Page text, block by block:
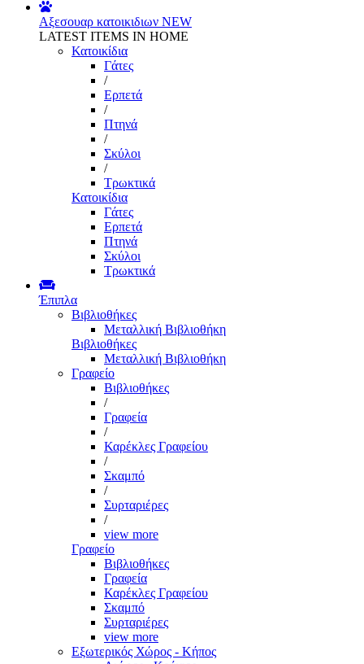
Αξεσουαρ κατοικιδιων NEW
LATEST ITEMS IN HOME
Κατοικίδια
Γάτες
/
Ερπετά
/
Πτηνά
/
Σκύλοι
/
Τρωκτικά
Κατοικίδια
Γάτες
Ερπετά
Πτηνά
Σκύλοι
Τρωκτικά
Έπιπλα
Βιβλιοθήκες
Μεταλλική Βιβλιοθήκη
Βιβλιοθήκες
Μεταλλική Βιβλιοθήκη
Γραφείο
Βιβλιοθήκες
/
Γραφεία
/
Καρέκλες Γραφείου
/
Σκαμπό
/
Συρταριέρες
/
view more
Γραφείο
Βιβλιοθήκες
Γραφεία
Καρέκλες Γραφείου
Σκαμπό
Συρταριέρες
view more
Εξωτερικός Χώρος - Κήπος